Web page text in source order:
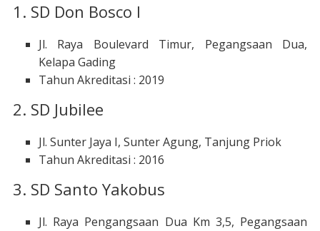
1. SD Don Bosco I
Jl. Raya Boulevard Timur, Pegangsaan Dua,
Kelapa Gading
Tahun Akreditasi : 2019
2. SD Jubilee
Jl. Sunter Jaya I, Sunter Agung, Tanjung Priok
Tahun Akreditasi : 2016
3. SD Santo Yakobus
Jl. Raya Pengangsaan Dua Km 3,5, Pegangsaan